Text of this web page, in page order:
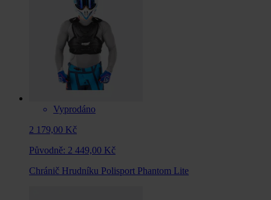
Vyprodáno
2 179,00 Kč
Původně: 2 449,00 Kč
Chránič Hrudníku Polisport Phantom Lite